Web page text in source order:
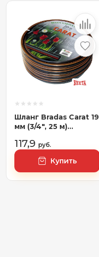
Шланг Bradas Carat 19
мм (3/4", 25 м)
117,9 руб.
Купить